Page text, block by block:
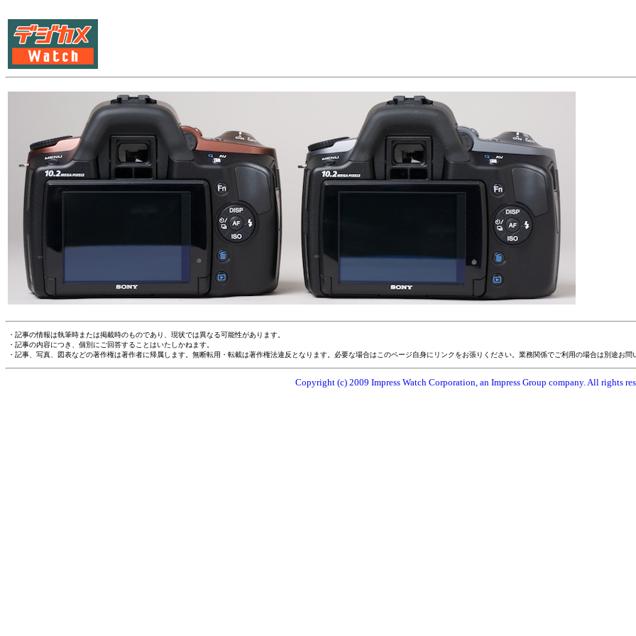
・記事の情報は執筆時または掲載時のものであり、現状では異なる可能性があります。
・記事の内容につき、個別にご回答することはいたしかねます。
・記事、写真、図表などの著作権は著作者に帰属します。無断転用・転載は著作権法違反となります。必要な場合はこのページ自身にリンクをお張りください。業務関係でご利用の場合は別途お問
Copyright (c) 2009 Impress Watch Corporation, an Impress Group company. All rights